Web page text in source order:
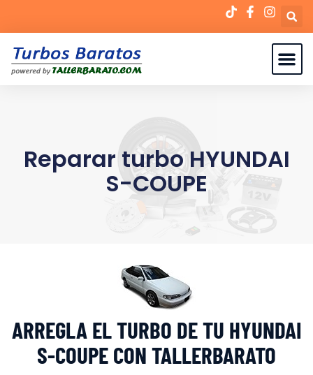
Reparar turbo HYUNDAI
S-COUPE
ARREGLA EL TURBO DE TU HYUNDAI
S-COUPE CON TALLERBARATO